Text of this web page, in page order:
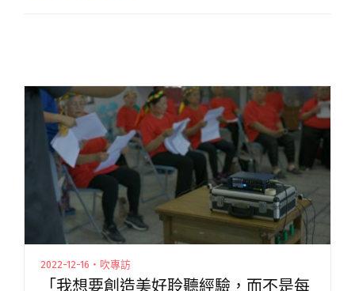
2022-12-16・吹專訪
「我想要創造美好聆聽經驗，而不是每